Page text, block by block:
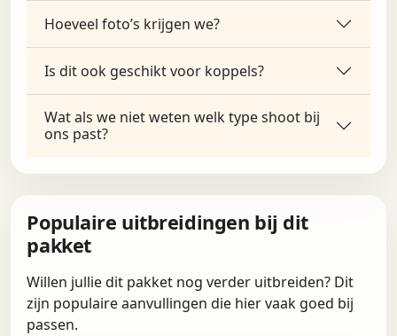
Hoeveel foto’s krijgen we?
Is dit ook geschikt voor koppels?
Wat als we niet weten welk type shoot bij
ons past?
Populaire uitbreidingen bij dit
pakket
Willen jullie dit pakket nog verder uitbreiden? Dit
zijn populaire aanvullingen die hier vaak goed bij
passen.